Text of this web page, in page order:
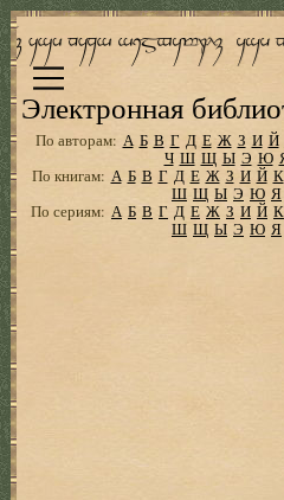
Электронная
По авторам: А Б В Г Д Е Ж З И Й
Ч Ш Щ Ы Э Ю
По книгам: А Б В Г Д Е Ж З И Й К
Ш Щ Ы Э Ю Я
По сериям: А Б В Г Д Е Ж З И Й К
Ш Щ Ы Э Ю Я